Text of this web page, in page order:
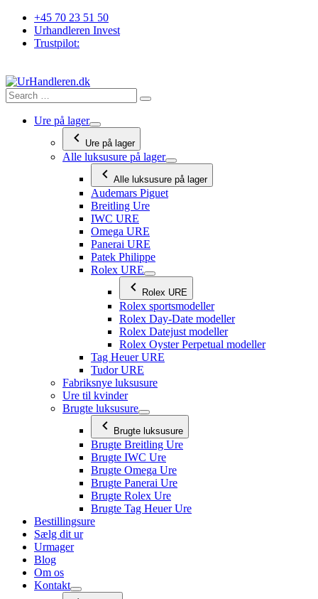
Videre
indhold
+45 70 23 51 50
Urhandleren Invest
Trustpilot:
Ure på lager
Ure på lager
Alle luksusure på lager
Alle luksusure på lager
Audemars Piguet
Breitling Ure
IWC URE
Omega URE
Panerai URE
Patek Philippe
Rolex URE
Rolex URE
Rolex sportsmodeller
Rolex Day-Date modeller
Rolex Datejust modeller
Rolex Oyster Perpetual modeller
Tag Heuer URE
Tudor URE
Fabriksnye luksusure
Ure til kvinder
Brugte luksusure
Brugte luksusure
Brugte Breitling Ure
Brugte IWC Ure
Brugte Omega Ure
Brugte Panerai Ure
Brugte Rolex Ure
Brugte Tag Heuer Ure
Bestillingsure
Sælg dit ur
Urmager
Blog
Om os
Kontakt